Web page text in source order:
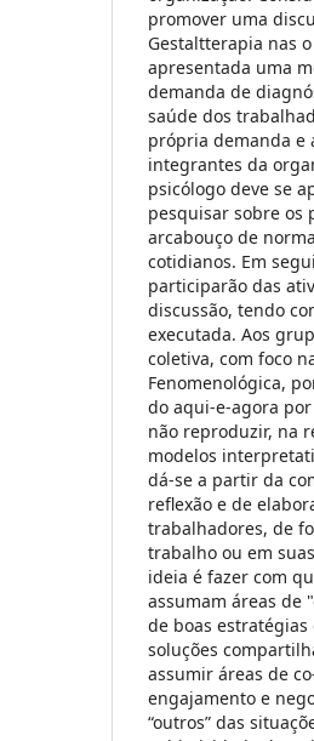
promover uma
Gestaltterapia nas
apresentada uma
demanda de
saúde dos
própria demanda e
integrantes da
psicólogo deve se
pesquisar sobre os
arcabouço de
cotidianos. Em
participarão das
discussão, tendo
executada. Aos
coletiva, com foco
Fenomenológica,
do aqui-e-agora
não reproduzir, na
modelos
dá-se a partir da
reflexão e de
trabalhadores, de
trabalho ou em
ideia é fazer com
assumam áreas de
de boas
soluções
assumir áreas de
engajamento e
“outros” das